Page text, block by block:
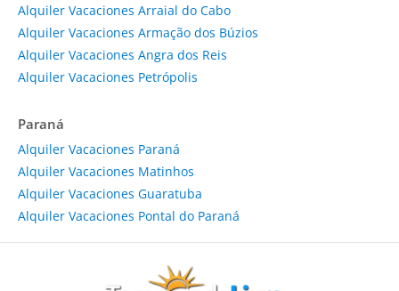
Alquiler Vacaciones Arraial do Cabo
Alquiler Vacaciones Armação dos Búzios
Alquiler Vacaciones Angra dos Reis
Alquiler Vacaciones Petrópolis
Paraná
Alquiler Vacaciones Paraná
Alquiler Vacaciones Matinhos
Alquiler Vacaciones Guaratuba
Alquiler Vacaciones Pontal do Paraná